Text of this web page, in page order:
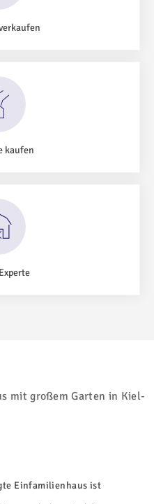
kaufen
mit großem Garten in Kiel-
Einfamilienhaus ist